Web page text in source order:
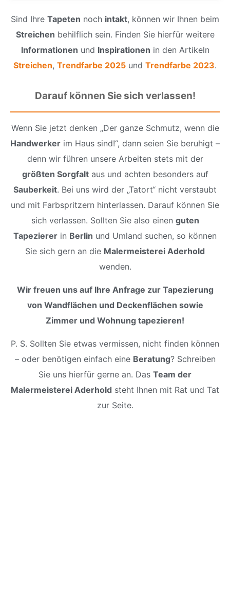
Sind Ihre Tapeten noch intakt, können wir Ihnen beim
Streichen behilflich sein. Finden Sie hierfür weitere
Informationen und Inspirationen in den Artikeln
Streichen, Trendfarbe 2025 und Trendfarbe 2023.
Darauf können Sie sich verlassen!
Wenn Sie jetzt denken „Der ganze Schmutz, wenn die
Handwerker im Haus sind!“, dann seien Sie beruhigt –
denn wir führen unsere Arbeiten stets mit der
größten Sorgfaltaus und achten besonders auf
Sauberkeit. Bei uns wird der „Tatort“ nicht verstaubt
und mit Farbspritzern hinterlassen. Darauf können Sie
sich verlassen. Sollten Sie also einen guten
Tapezierer in Berlin und Umland suchen, so können
Sie sich gern an die Malermeisterei Aderhold
wenden.
Wir freuen uns auf Ihre Anfrage zur Tapezierung
von Wandflächen und Deckenflächen sowie
Zimmer und Wohnung tapezieren!
P. S. Sollten Sie etwas vermissen, nicht finden können
– oder benötigen einfach eine Beratung? Schreiben
Sie uns hierfür gerne an. Das Team der
Malermeisterei Aderhold steht Ihnen mit Rat und Tat
zur Seite.